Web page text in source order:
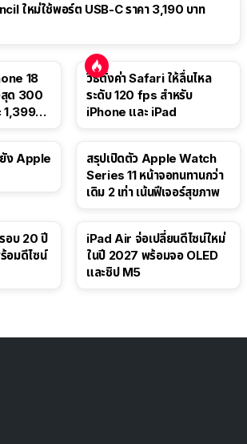
ใหม่ใช้พอร์ต USB-C ราคา 3,190 บาท
18
ด 300
1,399
วิธีตั้งค่า Safari ให้ลื่นไหล
ระดับ 120 fps สำหรับ
iPhone และ iPad
ง Apple
สรุปเปิดตัว Apple Watch
Series 11 หน้าจอทนทานกว่า
เดิม 2 เท่า เน้นฟีเจอร์สุขภาพ
อบ 20 ปี
อมดีไซน์
iPad Air จ่อเปลี่ยนดีไซน์ใหม่
ในปี 2027 พร้อมจอ OLED
และชิป M5